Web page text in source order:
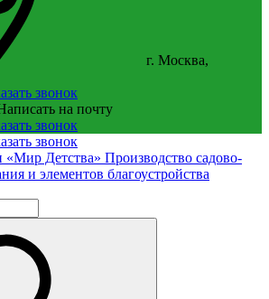
г. Москва,
звонок
на почту
звонок
звонок
Производство садово-
и элементов благоустройства